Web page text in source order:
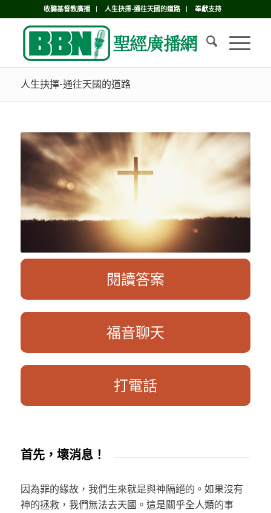
收聽基督教廣播 人生抉擇-通往天國的道路 奉獻支持
人生抉擇-通往天國的道路
閱讀答案
福音聊天
打電話
首先，壞消息！
因為罪的緣故，我們生來就是與神隔絕的。如果沒有
神的拯救，我們無法去天國。這是關乎全人類的事